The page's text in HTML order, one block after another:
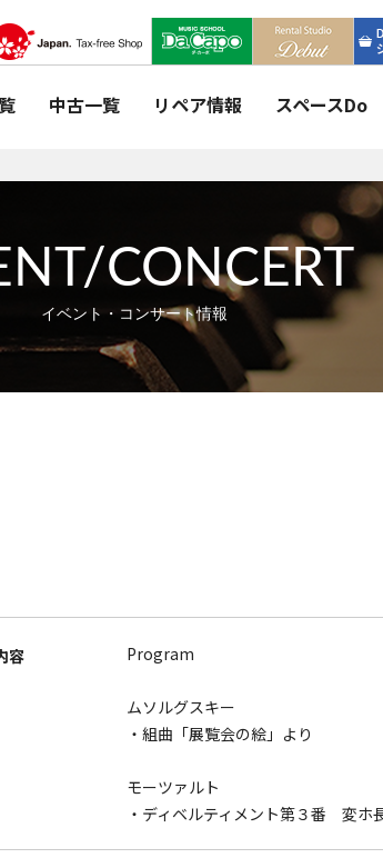
中古一覧 リペア情報 スペースDo
CONCERT
イベント・コンサート情報
容 Program
ムソルグスキー
・組曲「展覧会の絵」より
モーツァルト
・ディベルティメント第３番 変